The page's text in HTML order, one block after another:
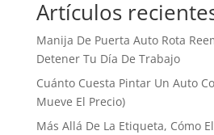
Artículos
Manija De Puerta Auto Rota
Detener Tu Día De Trabajo
Cuánto Cuesta Pintar Un Auto
Mueve El Precio)
Más Allá De La Etiqueta, Cómo